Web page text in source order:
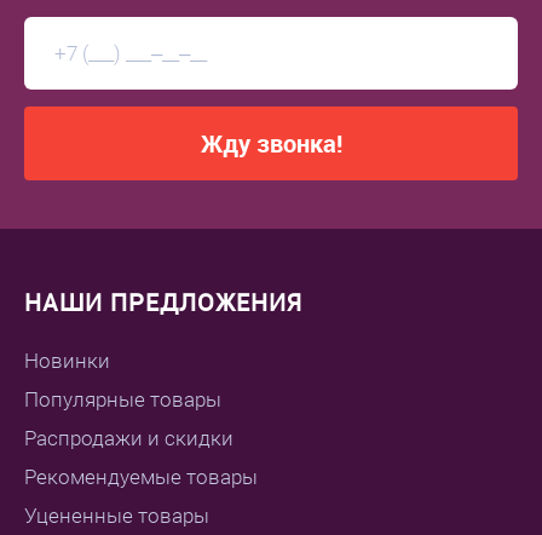
Жду звонка!
НАШИ ПРЕДЛОЖЕНИЯ
Новинки
Популярные товары
Распродажи и скидки
Рекомендуемые товары
Уцененные товары